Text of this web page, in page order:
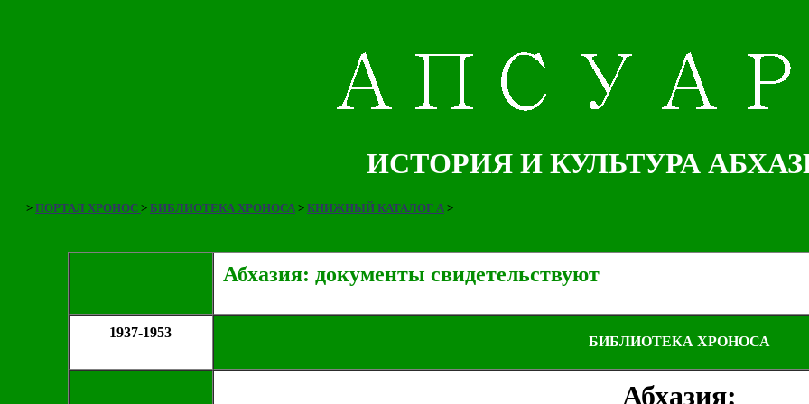
ИСТОРИЯ И КУЛЬТУРА
> ПОРТАЛ ХРОНОС > БИБЛИОТЕКА ХРОНОСА > КНИЖНЫЙ КАТАЛОГ А >
Абхазия: документы свидетельствуют
1937-1953
БИБЛИОТЕКА ХРОНОСА
Абхазия: